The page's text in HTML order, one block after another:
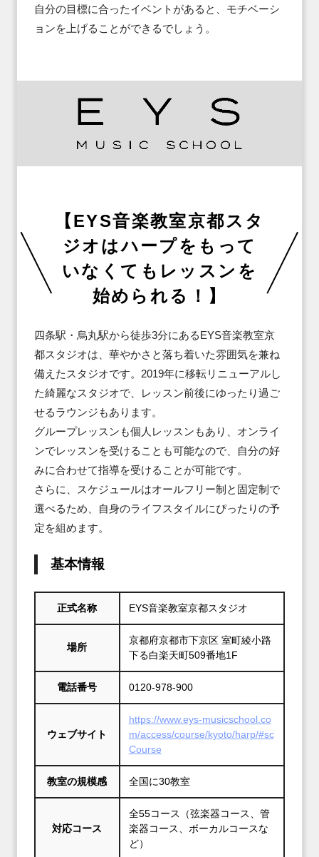
自分の目標に合ったイベントがあると、モチベーシ
ョンを上げることができるでしょう。
【EYS音楽教室京都スタ
ジオはハープをもって
いなくてもレッスンを
始められる！】
四条駅・烏丸駅から徒歩3分にあるEYS音楽教室京
都スタジオは、華やかさと落ち着いた雰囲気を兼ね
備えたスタジオです。2019年に移転リニューアルし
た綺麗なスタジオで、レッスン前後にゆったり過ご
せるラウンジもあります。
グループレッスンも個人レッスンもあり、オンライ
ンでレッスンを受けることも可能なので、自分の好
みに合わせて指導を受けることが可能です。
さらに、スケジュールはオールフリー制と固定制で
選べるため、自身のライフスタイルにぴったりの予
定を組めます。
基本情報
正式名称 EYS音楽教室京都スタジオ
場所
京都府京都市下京区 室町綾小路
下る白楽天町509番地1F
電話番号 0120-978-900
ウェブサイト
https://www.eys-musicschool.co
m/access/course/kyoto/harp/#sc
Course
教室の規模感 全国に30教室
対応コース
全55コース（弦楽器コース、管
楽器コース、ボーカルコースな
ど）